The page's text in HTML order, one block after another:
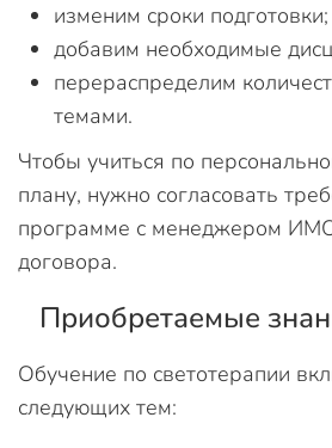
изменим сроки подготовки;
добавим необходимые
перераспределим
темами.
Чтобы учиться по
плану, нужно согласовать
программе с менеджером
договора.
Приобретаемые
Обучение по светотерапии
следующих тем: